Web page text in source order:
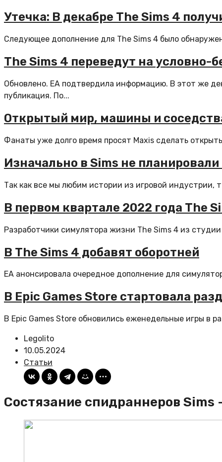
Утечка: В декабре The Sims 4
Следующее дополнение для The Sims 4 было
The Sims 4 переведут на условно-
Обновлено. EA подтвердила информацию. В этот же
публикация. По...
Открытый мир, машины и
Фанаты уже долго время просят Maxis сделать
Изначально в Sims не
Так как все мы любим истории из игровой
В первом квартале 2022 года The
Разработчики симулятора жизни The Sims 4 из
В The Sims 4 добавят оборотней
EA анонсировала очередное дополнение для
В Epic Games Store стартовала
В Epic Games Store обновились еженедельные игры в
Legolito
10.05.2024
Статьи
Состязание спидраннеров Sims